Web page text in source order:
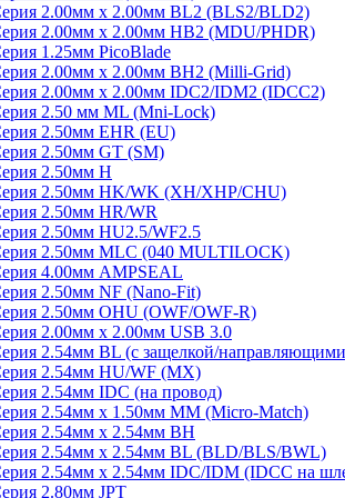
2.00мм x 2.00мм BL2 (BLS2/BLD2)
2.00мм x 2.00мм HB2 (MDU/PHDR)
1.25мм PicoBlade
2.00мм х 2.00мм BH2 (Milli-Grid)
2.00мм х 2.00мм IDC2/IDM2 (IDCC2)
2.50 мм ML (Mni-Lock)
2.50мм EHR (EU)
2.50мм GT (SM)
2.50мм H
2.50мм HK/WK (XH/XHP/CHU)
2.50мм HR/WR
2.50мм HU2.5/WF2.5
2.50мм MLC (040 MULTILOCK)
4.00мм AMPSEAL
2.50мм NF (Nano-Fit)
2.50мм OHU (OWF/OWF-R)
2.00мм x 2.00мм USB 3.0
2.54мм BL (с защелкой/
2.54мм HU/WF (MX)
2.54мм IDC (на провод)
2.54мм х 1.50мм MM (Micro-Match)
2.54мм х 2.54мм BH
2.54мм х 2.54мм BL (BLD/BLS/BWL)
2.54мм х 2.54мм IDC/IDM (IDCC на
2.80мм JPT